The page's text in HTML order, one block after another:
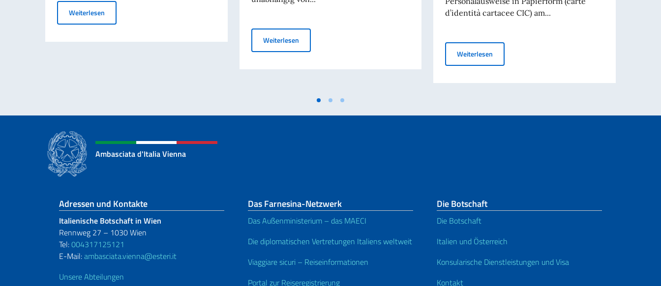
Weiterlesen
WeiterlesenAuslandsreisen ab 3. August 2026: Ende der Gültigkeit von italienischen Personalausweisen in Papierform
d’identità cartacee CIC) am...
Weiterlesen
Ambasciata d'Italia Vienna
Fußbereich
Adressen und Kontakte
Italienische Botschaft in Wien
Rennweg 27 – 1030 Wien
Tel:004317125121
E-Mail:ambasciata.vienna@esteri.it
Unsere Abteilungen
Das Farnesina-Netzwerk
Das Außenministerium – das MAECI
Die diplomatischen Vertretungen Italiens weltweit
Viaggiare sicuri – Reiseinformationen
Portal zur Reiseregistrierung
Die Botschaft
Die Botschaft
Italien und Österreich
Konsularische Dienstleistungen und Visa
Kontakt